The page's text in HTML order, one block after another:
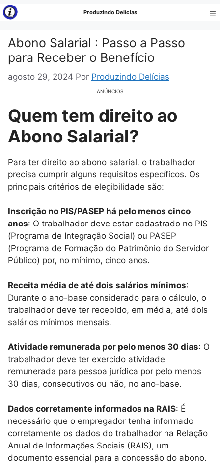
Pular
para
conteúdo
Produzindo Delícias
Abono Salarial : Passo a Passo
para Receber o Benefício
agosto 29, 2024 Por Produzindo Delícias
ANÚNCIOS
Quem tem direito ao
Abono Salarial?
Para ter direito ao abono salarial, o trabalhador
precisa cumprir alguns requisitos específicos. Os
principais critérios de elegibilidade são:
Inscrição no PIS/PASEP há pelo menos cinco
anos: O trabalhador deve estar cadastrado no PIS
(Programa de Integração Social) ou PASEP
(Programa de Formação do Patrimônio do Servidor
Público) por, no mínimo, cinco anos.
Receita média de até dois salários mínimos:
Durante o ano-base considerado para o cálculo, o
trabalhador deve ter recebido, em média, até dois
salários mínimos mensais.
Atividade remunerada por pelo menos 30 dias: O
trabalhador deve ter exercido atividade
remunerada para pessoa jurídica por pelo menos
30 dias, consecutivos ou não, no ano-base.
Dados corretamente informados na RAIS: É
necessário que o empregador tenha informado
corretamente os dados do trabalhador na Relação
Anual de Informações Sociais (RAIS), um
documento essencial para a concessão do abono.